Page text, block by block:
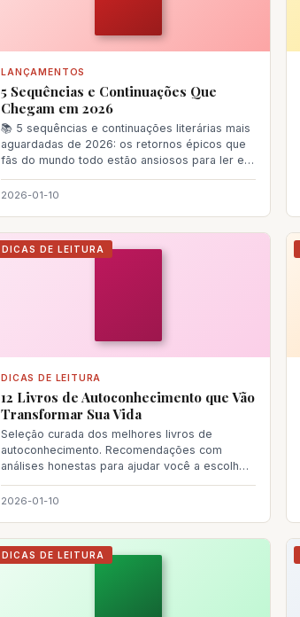
LANÇAMENTOS
5 Sequências e Continuações Que
Chegam em 2026
📚 5 sequências e continuações literárias mais
aguardadas de 2026: os retornos épicos que
fãs do mundo todo estão ansiosos para ler e
2026-01-10
DICAS DE LEITURA
DICAS DE LEITURA
12 Livros de Autoconhecimento que Vão
Transformar Sua Vida
Seleção curada dos melhores livros de
autoconhecimento. Recomendações com
análises honestas para ajudar você a escolher
sua próxima leitura.
2026-01-10
DICAS DE LEITURA